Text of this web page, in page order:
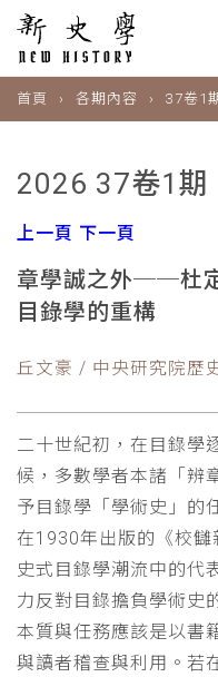
首頁 各期內容 37卷1
2026 37卷1期
上一頁 下一頁
章學誠之外──杜
目錄學的重構
丘文豪 / 中央研究院歷
二十世紀初，在目錄學
候，多數學者本諸「辨
予目錄學「學術史」的
在1930年出版的《校
史式目錄學潮流中的代
力反對目錄擔負學術史
本質與任務應該是以書
與讀者稽查與利用。若